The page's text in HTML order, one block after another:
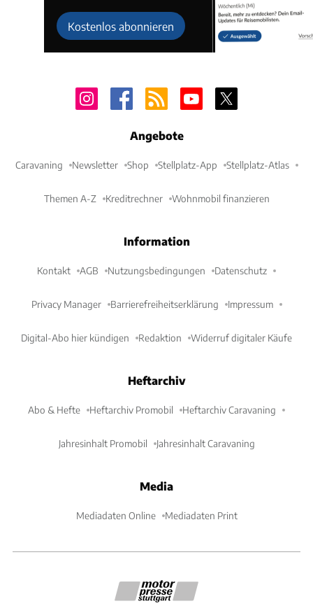
Kostenlos abonnieren
Angebote
Caravaning Newsletter Shop Stellplatz-App Stellplatz-Atlas
Themen A-Z Kreditrechner Wohnmobil finanzieren
Information
Kontakt AGB Nutzungsbedingungen Datenschutz
Privacy Manager Barrierefreiheitserklärung Impressum
Digital-Abo hier kündigen Redaktion Widerruf digitaler Käufe
Heftarchiv
Abo & Hefte Heftarchiv Promobil Heftarchiv Caravaning
Jahresinhalt Promobil Jahresinhalt Caravaning
Media
Mediadaten Online Mediadaten Print